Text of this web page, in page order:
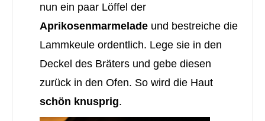
nun ein paar Löffel der
Aprikosenmarmelade und bestreiche die
Lammkeule ordentlich. Lege sie in den
Deckel des Bräters und gebe diesen
zurück in den Ofen. So wird die Haut
schön knusprig.